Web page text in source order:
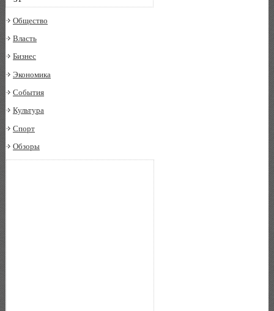
Общество
Власть
Бизнес
Экономика
События
Культура
Спорт
Обзоры